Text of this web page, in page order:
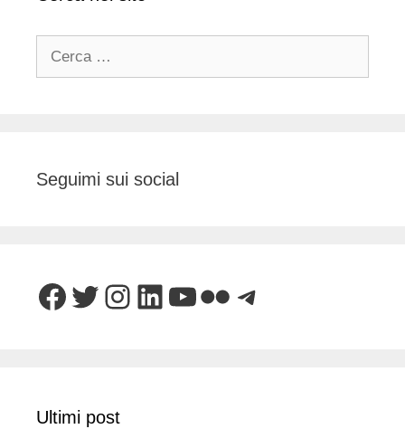
Seguimi sui social
Facebook
Twitter
Instagram
LinkedIn
YouTube
FlickrTelegram
Ultimi post